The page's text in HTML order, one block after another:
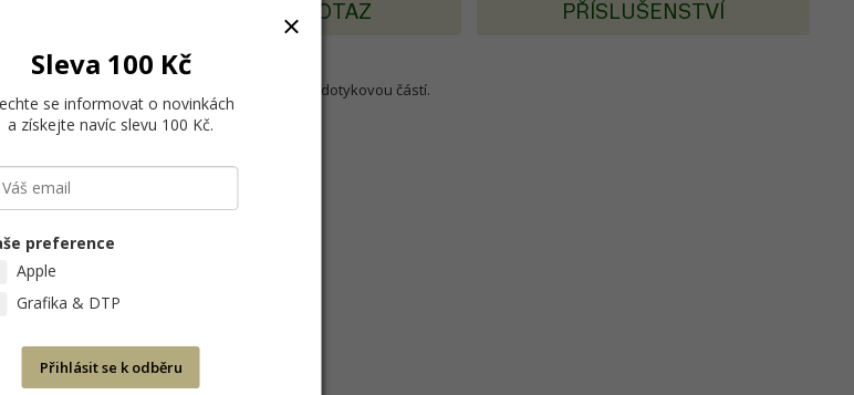
POSLAT DOTAZ PŘÍSLUŠENSTVÍ
Nový ovladač pro Apple TV s dotykovou částí.
Sleva 100 Kč
se informovat o novinkách
a získejte navíc slevu 100 Kč.
preference
Apple
Grafika & DTP
Přihlásit se k odběru